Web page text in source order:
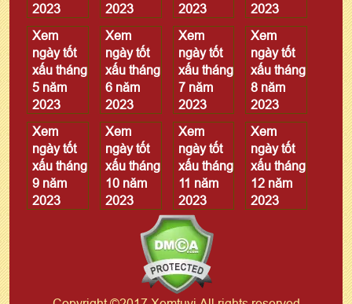
2023
2023
2023
2023
Xem
ngày tốt
xấu tháng
5 năm
2023
Xem
ngày tốt
xấu tháng
6 năm
2023
Xem
ngày tốt
xấu tháng
7 năm
2023
Xem
ngày tốt
xấu tháng
8 năm
2023
Xem
ngày tốt
xấu tháng
9 năm
2023
Xem
ngày tốt
xấu tháng
10 năm
2023
Xem
ngày tốt
xấu tháng
11 năm
2023
Xem
ngày tốt
xấu tháng
12 năm
2023